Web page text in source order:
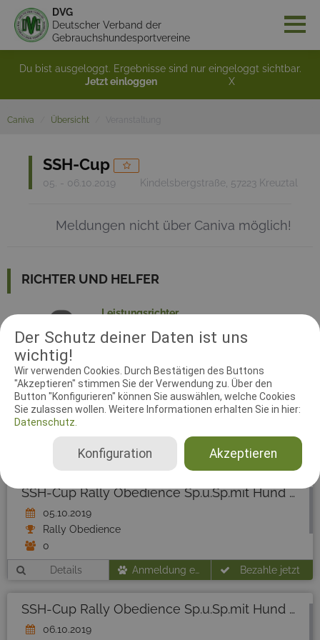
Der Schutz deiner Daten ist uns
wichtig!
Wir verwenden Cookies. Durch Bestätigen des Buttons
"Akzeptieren" stimmen Sie der Verwendung zu. Über den
Button "Konfigurieren" können Sie auswählen, welche Cookies
Sie zulassen wollen. Weitere Informationen erhalten Sie in hier:
Datenschutz.
Akzeptieren
Konfiguration
DVG
Deutscher Verband der
Gebrauchshundesportvereine
Du bist ausgeloggt. Ergebnisse sind nur eingeloggt sichtbar.
Jetzt einloggen
X
Caniva Übersicht
SSH-Cup
05. - 06.10.2019 Kindelsbergstraße, 57223 Kreuztal
Meldungen nicht über Caniva möglich!
RICHTER UND HELFER
Leistungsrichter
Deutschland
SSH-Cup Rally Obedience Sp.u.Sp.mit Hund Siegerland / Tag 1 - Tag 1
05.10.2019
Rally Obedience
0
Details Anmeldung endete am 31.08.2018 Bezahle jetzt
SSH-Cup Rally Obedience Sp.u.Sp.mit Hund Siegerland / Tag 2 - Tag 2
06.10.2019